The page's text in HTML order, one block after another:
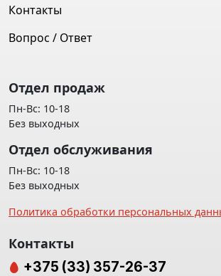
Контакты
Вопрос / Ответ
Отдел продаж
Пн-Вс: 10-18
Без выходных
Отдел обслуживания
Пн-Вс: 10-18
Без выходных
Политика обработки персональных
Контакты
+375 (33) 357-26-37